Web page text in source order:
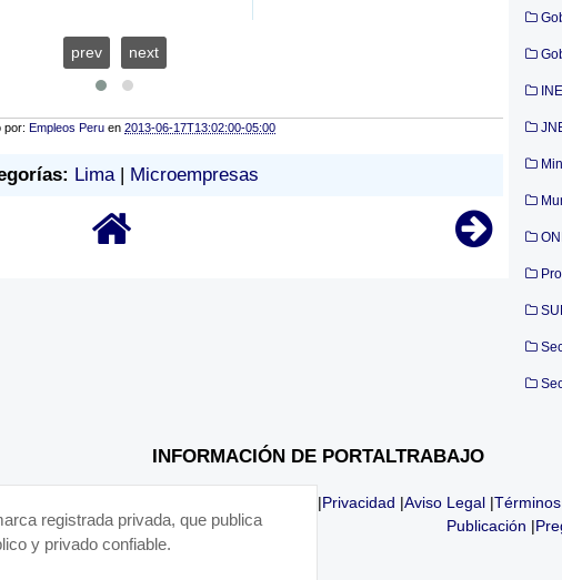
prev next
por: Empleos Peru en 2013-06-17T13:02:00-05:00
Lima| Microempresas
INEI
INFORMACIÓN DE PORTALTRABAJO
registrada privada, que publica
y privado confiable.
|Privacidad |Aviso Legal |
Publicación |